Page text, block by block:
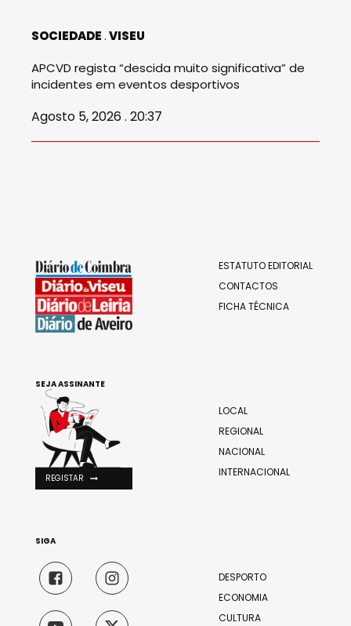
SOCIEDADE VISEU
APCVD regista “descida muito significativa” de
incidentes em eventos desportivos
Agosto 5, 2026 . 20:37
ESTATUTO EDITORIAL
CONTACTOS
FICHA TÉCNICA
LOCAL
REGIONAL
NACIONAL
INTERNACIONAL
DESPORTO
ECONOMIA
CULTURA
SEJA ASSINANTE
REGISTAR
SIGA